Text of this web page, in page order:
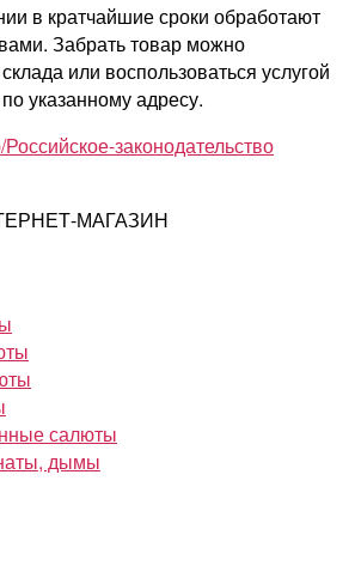
в кратчайшие сроки обработают
Забрать товар можно
или воспользоваться услугой
указанному адресу.
законодательство
МАГАЗИН
салюты
дымы